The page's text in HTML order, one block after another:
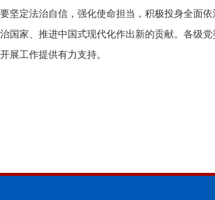
坚定法治自信，强化使命担当，积极投身全面
国家、推进中国式现代化作出新的贡献。各级
展工作提供有力支持。